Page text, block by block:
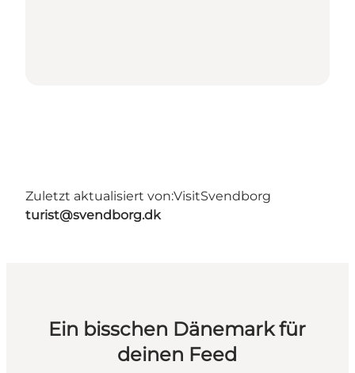
Zuletzt aktualisiert von:VisitSvendborg
turist@svendborg.dk
Ein bisschen Dänemark für
deinen Feed